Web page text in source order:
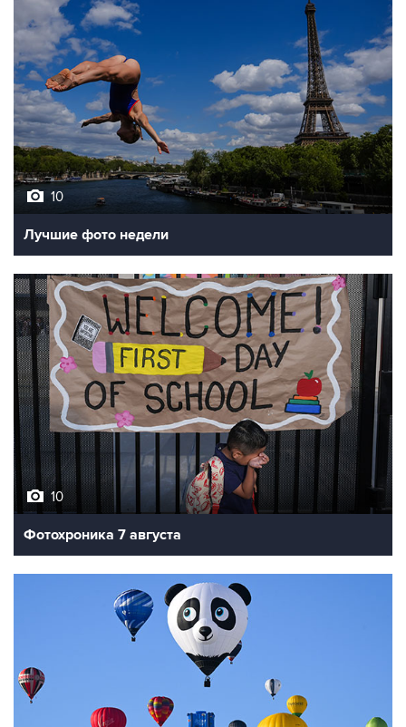
10
Лучшие фото недели
10
Фотохроника 7 августа